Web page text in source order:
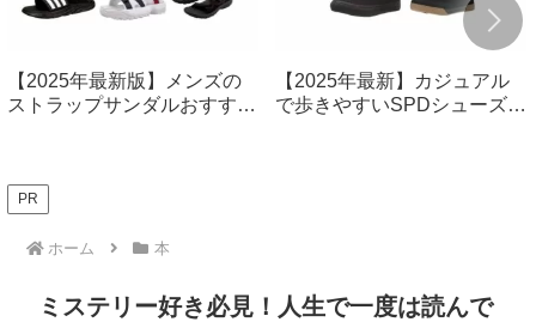
【2025年最新版】メンズの
ストラップサンダルおすすめ
【2025年最新】カジュアル
で歩きやすいSPDシューズ厳
PR
ホーム 本
ミステリー好き必見！人生で一度は読んで